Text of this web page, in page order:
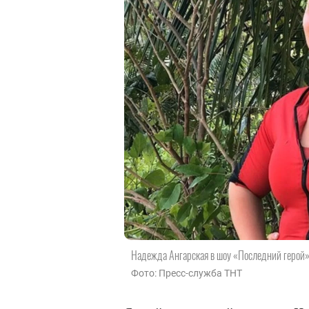
Надежда Ангарская в шоу «Последний герой»
Фото: Пресс-служба ТНТ